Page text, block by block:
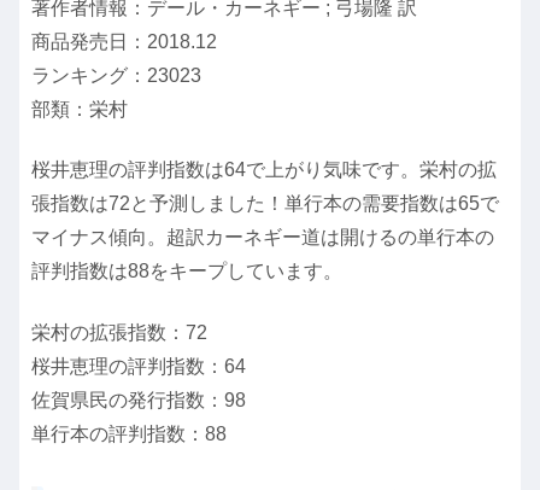
著作者情報：デール・カーネギー ; 弓場隆 訳
商品発売日：2018.12
ランキング：23023
部類：栄村
桜井恵理の評判指数は64で上がり気味です。栄村の拡
張指数は72と予測しました！単行本の需要指数は65で
マイナス傾向。超訳カーネギー道は開けるの単行本の
評判指数は88をキープしています。
栄村の拡張指数：72
桜井恵理の評判指数：64
佐賀県民の発行指数：98
単行本の評判指数：88